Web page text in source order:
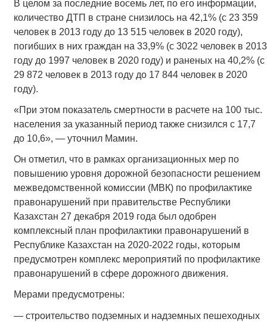
В целом за последние восемь лет, по его информации,
количество ДТП в стране снизилось на 42,1% (с 23 359
человек в 2013 году до 13 515 человек в 2020 году),
погибших в них граждан на 33,9% (с 3022 человек в 2013
году до 1997 человек в 2020 году) и раненых на 40,2% (с
29 872 человек в 2013 году до 17 844 человек в 2020
году).
«При этом показатель смертности в расчете на 100 тыс.
населения за указанный период также снизился с 17,7
до 10,6», — уточнил Мамин.
Он отметил, что в рамках организационных мер по
повышению уровня дорожной безопасности решением
межведомственной комиссии (МВК) по профилактике
правонарушений при правительстве Республики
Казахстан 27 декабря 2019 года был одобрен
комплексный план профилактики правонарушений в
Республике Казахстан на 2020-2022 годы, которым
предусмотрен комплекс мероприятий по профилактике
правонарушений в сфере дорожного движения.
Мерами предусмотрены:
— строительство подземных и надземных пешеходных